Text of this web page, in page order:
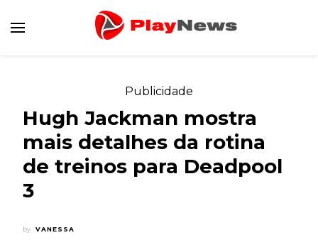
Publicidade
Hugh Jackman mostra
mais detalhes da rotina
de treinos para Deadpool
3
by VANESSA